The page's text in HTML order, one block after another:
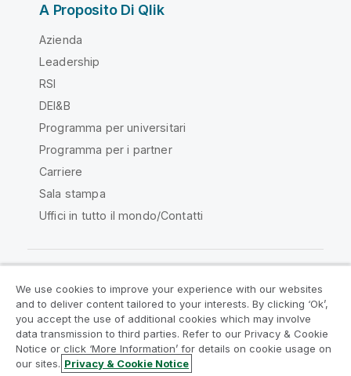
A Proposito Di Qlik
Azienda
Leadership
RSI
DEI&B
Programma per universitari
Programma per i partner
Carriere
Sala stampa
Uffici in tutto il mondo/Contatti
Qlik Community
Contratti
Termini del prodotto
Legal Policies
Note Legali
We use cookies to improve your experience with our websites
and to deliver content tailored to your interests. By clicking ‘Ok’,
you accept the use of additional cookies which may involve
data transmission to third parties. Refer to our Privacy & Cookie
Notice or click ‘More Information’ for details on cookie usage on
our sites. Privacy & Cookie Notice